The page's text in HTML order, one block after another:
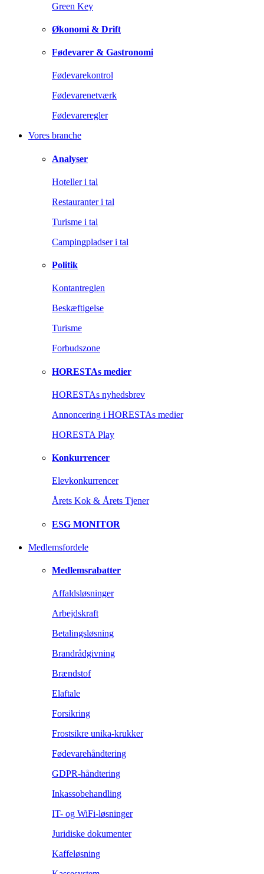
Green Key
Økonomi & Drift
Fødevarer & Gastronomi
Fødevarekontrol
Fødevarenetværk
Fødevareregler
Vores branche
Analyser
Hoteller i tal
Restauranter i tal
Turisme i tal
Campingpladser i tal
Politik
Kontantreglen
Beskæftigelse
Turisme
Forbudszone
HORESTAs medier
HORESTAs nyhedsbrev
Annoncering i HORESTAs medier
HORESTA Play
Konkurrencer
Elevkonkurrencer
Årets Kok & Årets Tjener
ESG MONITOR
Medlemsfordele
Medlemsrabatter
Affaldsløsninger
Arbejdskraft
Betalingsløsning
Brandrådgivning
Brændstof
Elaftale
Forsikring
Frostsikre unika-krukker
Fødevarehåndtering
GDPR-håndtering
Inkassobehandling
IT- og WiFi-løsninger
Juridiske dokumenter
Kaffeløsning